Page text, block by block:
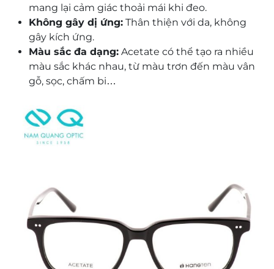
mang lại cảm giác thoải mái khi đeo.
Không gây dị ứng: Thân thiện với da, không
gây kích ứng.
Màu sắc đa dạng: Acetate có thể tạo ra nhiều
màu sắc khác nhau, từ màu trơn đến màu vân
gỗ, sọc, chấm bi…